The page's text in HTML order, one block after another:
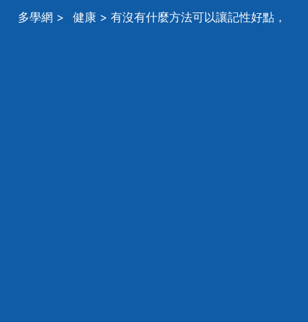
多學網 > 健康 > 有沒有什麼方法可以讓記性好點，